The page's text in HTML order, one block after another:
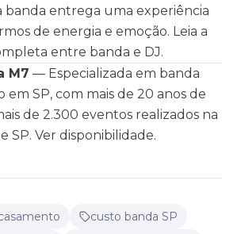
banda entrega uma experiência
de energia e emoção. Leia a
entre banda e DJ.
M7 — Especializada em banda
em SP, com mais de 20 anos de
de 2.300 eventos realizados na
SP. Ver disponibilidade.
custo banda SP